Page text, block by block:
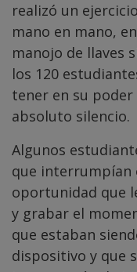
realizó un
mano en mano,
manojo de llaves
los 120
tener en su poder
absoluto silencio.
Algunos
que interrumpían
oportunidad que
y grabar el
que estaban
dispositivo y que